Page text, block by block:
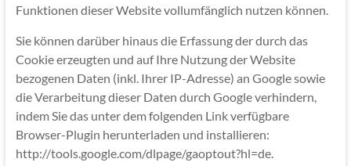
Funktionen dieser Website vollumfänglich nutzen können.
Sie können darüber hinaus die Erfassung der durch das
Cookie erzeugten und auf Ihre Nutzung der Website
bezogenen Daten (inkl. Ihrer IP-Adresse) an Google sowie
die Verarbeitung dieser Daten durch Google verhindern,
indem Sie das unter dem folgenden Link verfügbare
Browser-Plugin herunterladen und installieren:
http://tools.google.com/dlpage/gaoptout?hl=de.